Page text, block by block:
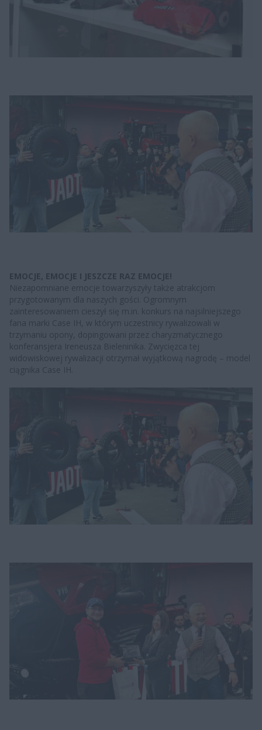
EMOCJE, EMOCJE I JESZCZE RAZ EMOCJE!
Niezapomniane emocje towarzyszyły także atrakcjom
przygotowanym dla naszych gości. Ogromnym
zainteresowaniem cieszył się m.in. konkurs na najsilniejszego
fana marki Case IH, w którym uczestnicy rywalizowali w
trzymaniu opony, dopingowani przez charyzmatycznego
konferansjera Ireneusza Bieleninika. Zwycięzca tej
widowiskowej rywalizacji otrzymał wyjątkową nagrodę – model
ciągnika Case IH.